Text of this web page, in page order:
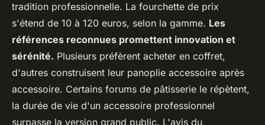
tradition professionnelle. La fourchette de prix
s'étend de 10 à 120 euros, selon la gamme. Les
références reconnues promettent innovation et
sérénité. Plusieurs préfèrent acheter en coffret,
d'autres construisent leur panoplie accessoire après
accessoire. Certains forums de pâtisserie le répètent,
la durée de vie d'un accessoire professionnel
surpasse la version grand public. L'avis du